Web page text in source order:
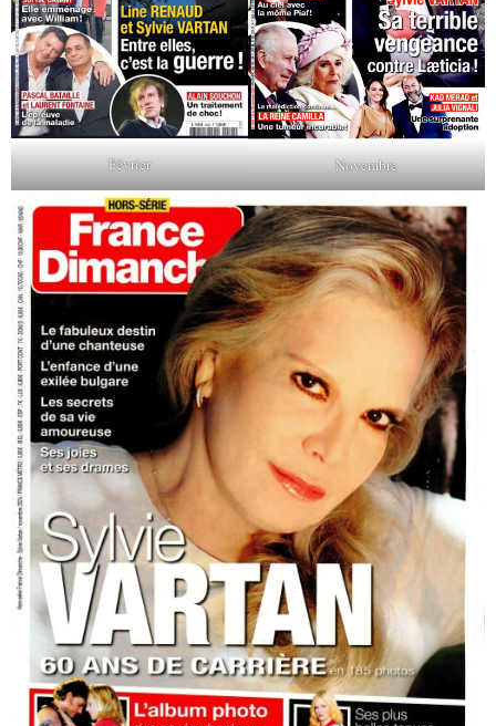
Février Novembre